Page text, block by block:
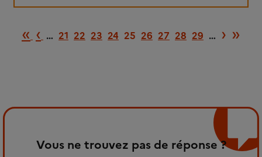
Première page
« Page précédente
‹ … 21 22 23 24 25 26 27 28 29 … › »
Vous ne trouvez pas de réponse ?